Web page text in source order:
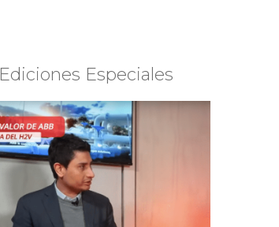
Ediciones Especiales